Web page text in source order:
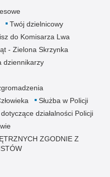
Twój dzielnicowy
do Komisarza Lwa
- Zielona Skrzynka
dziennikarzy
Służba w Policji
działalności Policji
ZGODNIE Z